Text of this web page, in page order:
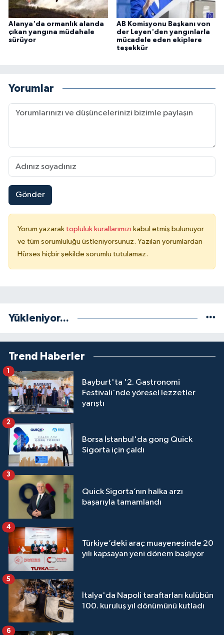
Alanya'da ormanlık alanda
çıkan yangına müdahale
sürüyor
AB Komisyonu Başkanı von
der Leyen'den yangınlarla
mücadele eden ekiplere
teşekkür
Yorumlar
Gönder
Yorum yazarak topluluk kurallarımızı kabul etmiş bulunuyor
ve tüm sorumluluğu üstleniyorsunuz. Yazılan yorumlardan
Hürses hiçbir şekilde sorumlu tutulamaz.
Yükleniyor...
Trend Haberler
Bayburt'ta '2. Gastronomi
Festivali'nde yöresel lezzetler
yarıştı
1
Borsa İstanbul'da gong Quick
Sigorta için çaldı
2
Quick Sigorta’nın halka arzı
başarıyla tamamlandı
3
Türkiye’deki araç muayenesinde 20
yılı kapsayan yeni dönem başlıyor
4
İtalya'da Napoli taraftarları kulübün
100. kuruluş yıl dönümünü kutladı
5
6